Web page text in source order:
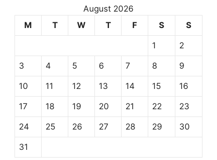
August 2026
M
T W T F S S
1 2
3 4 5 6 7 8 9
10 11 12 13 14 15 16
17 18 19 20 21 22 23
24 25 26 27 28 29 30
31